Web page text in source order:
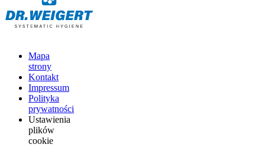
Mapa
strony
Kontakt
Impressum
Polityka
prywatności
Ustawienia
plików
cookie